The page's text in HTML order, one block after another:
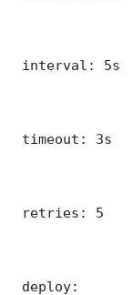
interval: 5s
timeout: 3s
retries: 5
deploy: